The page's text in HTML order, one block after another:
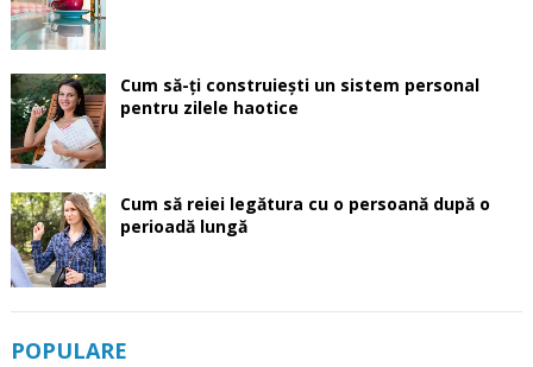
Cum să-ți construiești un sistem personal
pentru zilele haotice
Cum să reiei legătura cu o persoană după o
perioadă lungă
POPULARE